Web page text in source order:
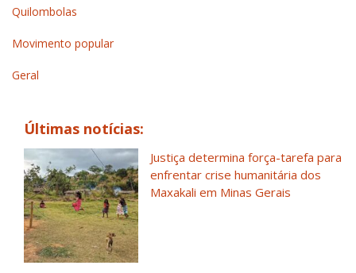
Quilombolas
Movimento popular
Geral
Últimas notícias:
Justiça determina força-tarefa para
enfrentar crise humanitária dos
Maxakali em Minas Gerais